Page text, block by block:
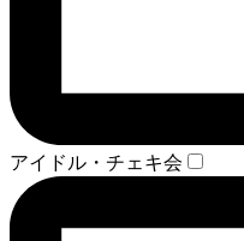
アイドル・チェキ会